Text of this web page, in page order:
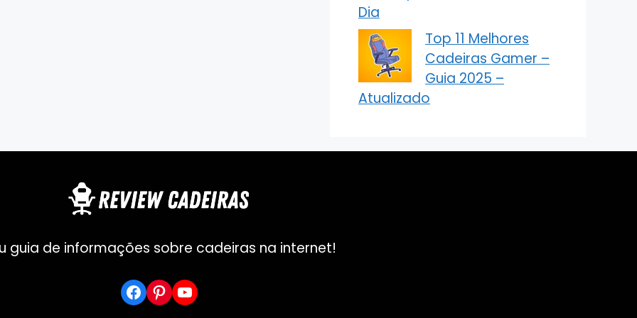
Dia
Top 11 Melhores
Cadeiras Gamer –
Guia 2025 –
Atualizado
guia de informações sobre cadeiras na internet!
Facebook
Pinterest
YouTube